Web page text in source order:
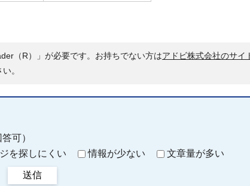
（R）」が必要です。お持ちでない方はアドビ株式会社のサイ
。
可）
を探しにくい 情報が少ない 文章量が多い
送信